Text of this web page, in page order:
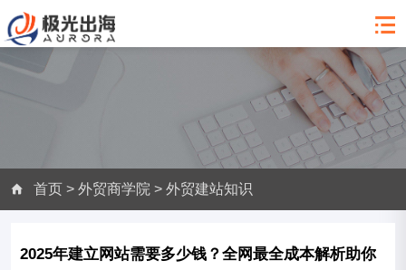
首页 > 外贸商学院 > 外贸建站知识
2025年建立网站需要多少钱？全网最全成本解析助你